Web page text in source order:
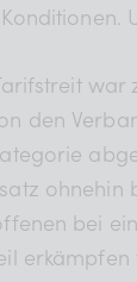
den
ohnehin
bei
erkämpfen